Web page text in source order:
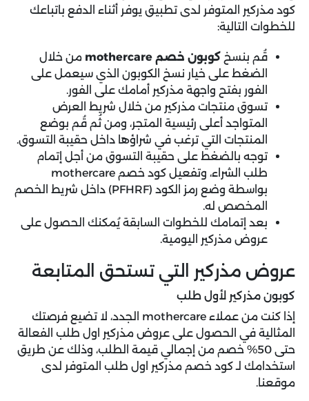
كود مذركير المتوفر لدى تطبيق يوفر أثناء الدفع باتباعك
للخطوات التالية:
قُم بنسخ كوبون خصم mothercare
من خلال
الضغط على خيار نسخ الكوبون الذي سيعمل على
الفور بفتح واجهة مذركير أمامك على الفور.
تسوق منتجات مذركير من خلال شريط العرض
المتواجد أعلى رئيسية المتجر، ومن ثُم قُم بوضع
المنتجات التي ترغب في شراؤها داخل حقيبة التسوق.
توجه بالضغط على حقيبة التسوق من أجل إتمام
طلب الشراء، وتفعيل كود خصم mothercare
بواسطة وضع رمز الكود (PFHRF) داخل شريط الخصم
المخصص له.
بعد إتمامك للخطوات السابقة يُمكنك الحصول على
عروض مذركير اليومية.
عروض مذركير التي تستحق المتابعة
كوبون مذركير لأول طلب
إذا كنت من عملاء mothercare الجدد، لا تضيع فرصتك
المثالية في الحصول على عروض مذركير اول طلب الفعالة
حتى 50% خصم من إجمالي قيمة الطلب، وذلك عن طريق
استخدامك لـ كود خصم مذركير اول طلب المتوفر لدى
موقعنا.